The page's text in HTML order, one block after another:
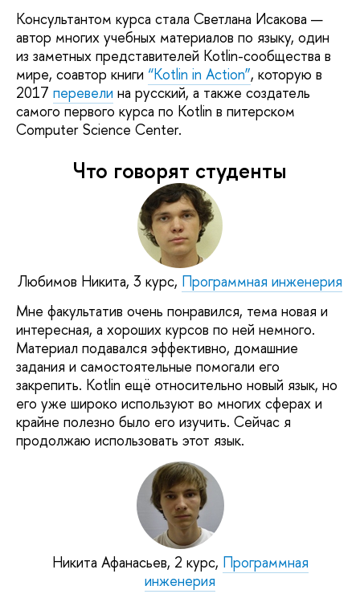
Консультантом курса стала Светлана Исакова —
автор многих учебных материалов по языку, один
из заметных представителей Kotlin-сообщества в
мире, соавтор книги “Kotlin in Action”, которую в
2017 перевели на русский, а также создатель
самого первого курса по Kotlin в питерском
Computer Science Center.
Что говорят студенты
Любимов Никита, 3 курс, Программная инженерия
Мне факультатив очень понравился, тема новая и
интересная, а хороших курсов по ней немного.
Материал подавался эффективно, домашние
задания и самостоятельные помогали его
закрепить. Kotlin ещё относительно новый язык, но
его уже широко используют во многих сферах и
крайне полезно было его изучить. Сейчас я
продолжаю использовать этот язык.
Никита Афанасьев, 2 курс, Программная
инженерия